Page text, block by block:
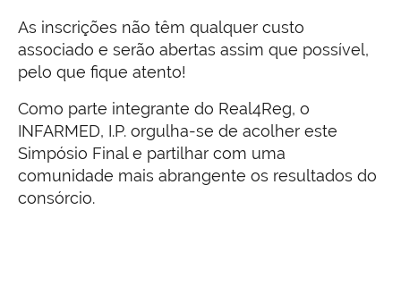
As inscrições não têm qualquer custo
associado e serão abertas assim que possível,
pelo que fique atento!
Como parte integrante do Real4Reg, o
INFARMED, I.P. orgulha-se de acolher este
Simpósio Final e partilhar com uma
comunidade mais abrangente os resultados do
consórcio.